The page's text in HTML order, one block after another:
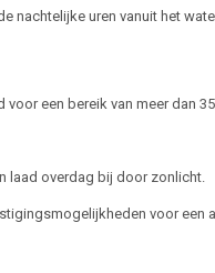
nachtelijke uren vanuit het
een bereik van meer dan
laad overdag bij door zonlicht.
voor een